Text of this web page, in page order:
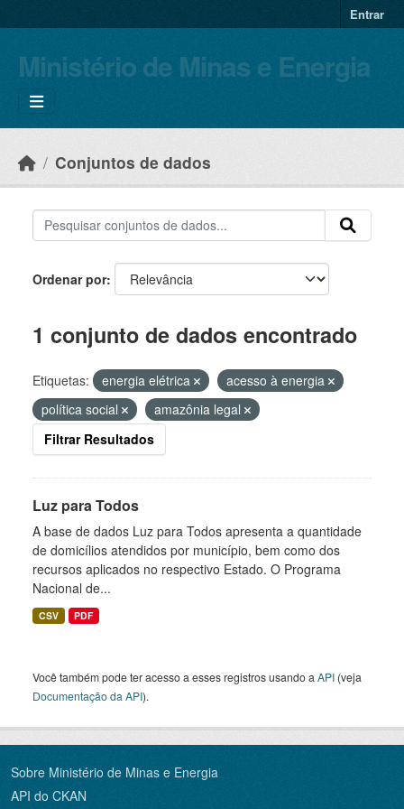
Entrar
Ministério de Minas e Energia
Conjuntos de dados
Ordenar por
1 conjunto de dados encontrado
Etiquetas: energia elétrica
acesso à energia
política social
amazônia legal
Filtrar Resultados
Luz para Todos
A base de dados Luz para Todos apresenta a quantidade
de domicílios atendidos por município, bem como dos
recursos aplicados no respectivo Estado. O Programa
Nacional de...
CSV PDF
Você também pode ter acesso a esses registros usando a API (veja
Documentação da API).
Sobre Ministério de Minas e Energia
API do CKAN